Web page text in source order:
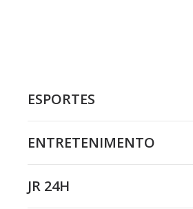
ESPORTES
ENTRETENIMENTO
JR 24H